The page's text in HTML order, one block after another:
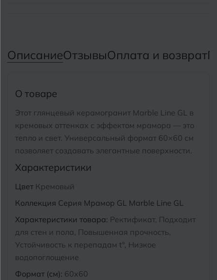
ОписаниеОтзывыОплата и возврат
О товаре
Этот глянцевый керамогранит Marble Line GL в
кремовых оттенках с эффектом мрамора — это
тепло и свет. Универсальный формат 60×60 см
позволяет создавать элегантные поверхности.
Характеристики
Цвет Кремовый
Коллекция Серия Мрамор GL Marble Line GL
Характеристики товара: Ректификат, Подходит
для стен и пола, Повышенная прочность,
Устойчивость к перепадам t°, Низкое
водопоглощение
Формат (см): 60x60
Ижевск
Кемерово
Ковров
Кострома
Краснодар
Курган
Курганинск
Тула
Тюмень
Ульяновск
Уфа